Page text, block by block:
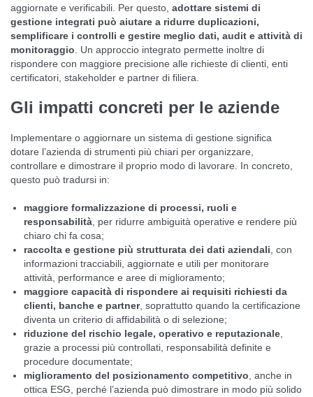
aggiornate e verificabili. Per questo, adottare sistemi di
gestione integrati può aiutare a ridurre duplicazioni,
semplificare i controlli e gestire meglio dati, audit e attività di
monitoraggio. Un approccio integrato permette inoltre di
rispondere con maggiore precisione alle richieste di clienti, enti
certificatori, stakeholder e partner di filiera.
Gli impatti concreti per le aziende
Implementare o aggiornare un sistema di gestione significa
dotare l’azienda di strumenti più chiari per organizzare,
controllare e dimostrare il proprio modo di lavorare. In concreto,
questo può tradursi in:
maggiore formalizzazione di processi, ruoli e
responsabilità, per ridurre ambiguità operative e rendere più
chiaro chi fa cosa;
raccolta e gestione più strutturata dei dati aziendali, con
informazioni tracciabili, aggiornate e utili per monitorare
attività, performance e aree di miglioramento;
maggiore capacità di rispondere ai requisiti richiesti da
clienti, banche e partner, soprattutto quando la certificazione
diventa un criterio di affidabilità o di selezione;
riduzione del rischio legale, operativo e reputazionale,
grazie a processi più controllati, responsabilità definite e
procedure documentate;
miglioramento del posizionamento competitivo, anche in
ottica ESG, perché l’azienda può dimostrare in modo più solido